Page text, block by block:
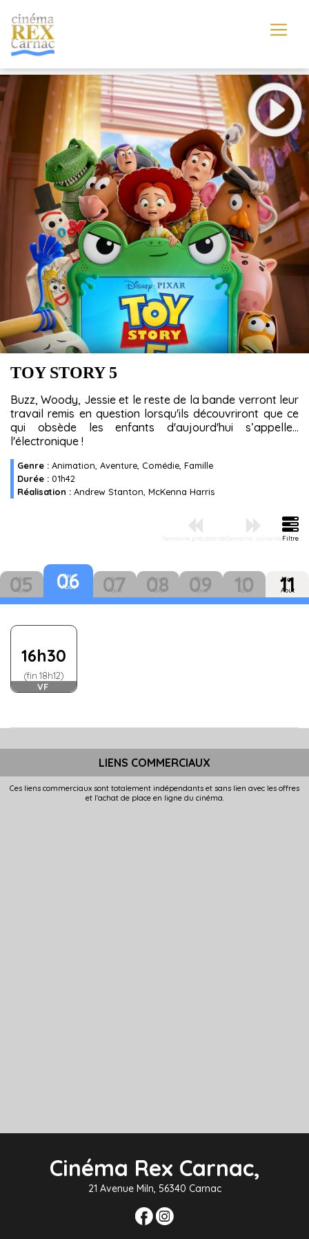
TOY STORY 5
Buzz, Woody, Jessie et le reste de la bande verront leur
travail remis en question lorsqu'ils découvriront que ce
qui obsède les enfants d'aujourd'hui s’appelle...
l'électronique !
Genre : Animation, Aventure, Comédie, Famille
Durée : 01h42
Réalisation : Andrew Stanton, McKenna Harris
Semaine précédente Semaine suivante Filtre
Mer
05
Aout
Jeu
06
Aout
Ven
07
Aout
Sam
08
Aout
Dim
09
Aout
Lun
10
Aout
Mar
11
Aout
16h30
(fin 18h12)
VF
LIENS COMMERCIAUX
Ces liens commerciaux sont totalement indépendants et sans lien avec les offres
et l'achat de place en ligne du cinéma.
Cinéma Rex Carnac,
21 Avenue Miln, 56340 Carnac